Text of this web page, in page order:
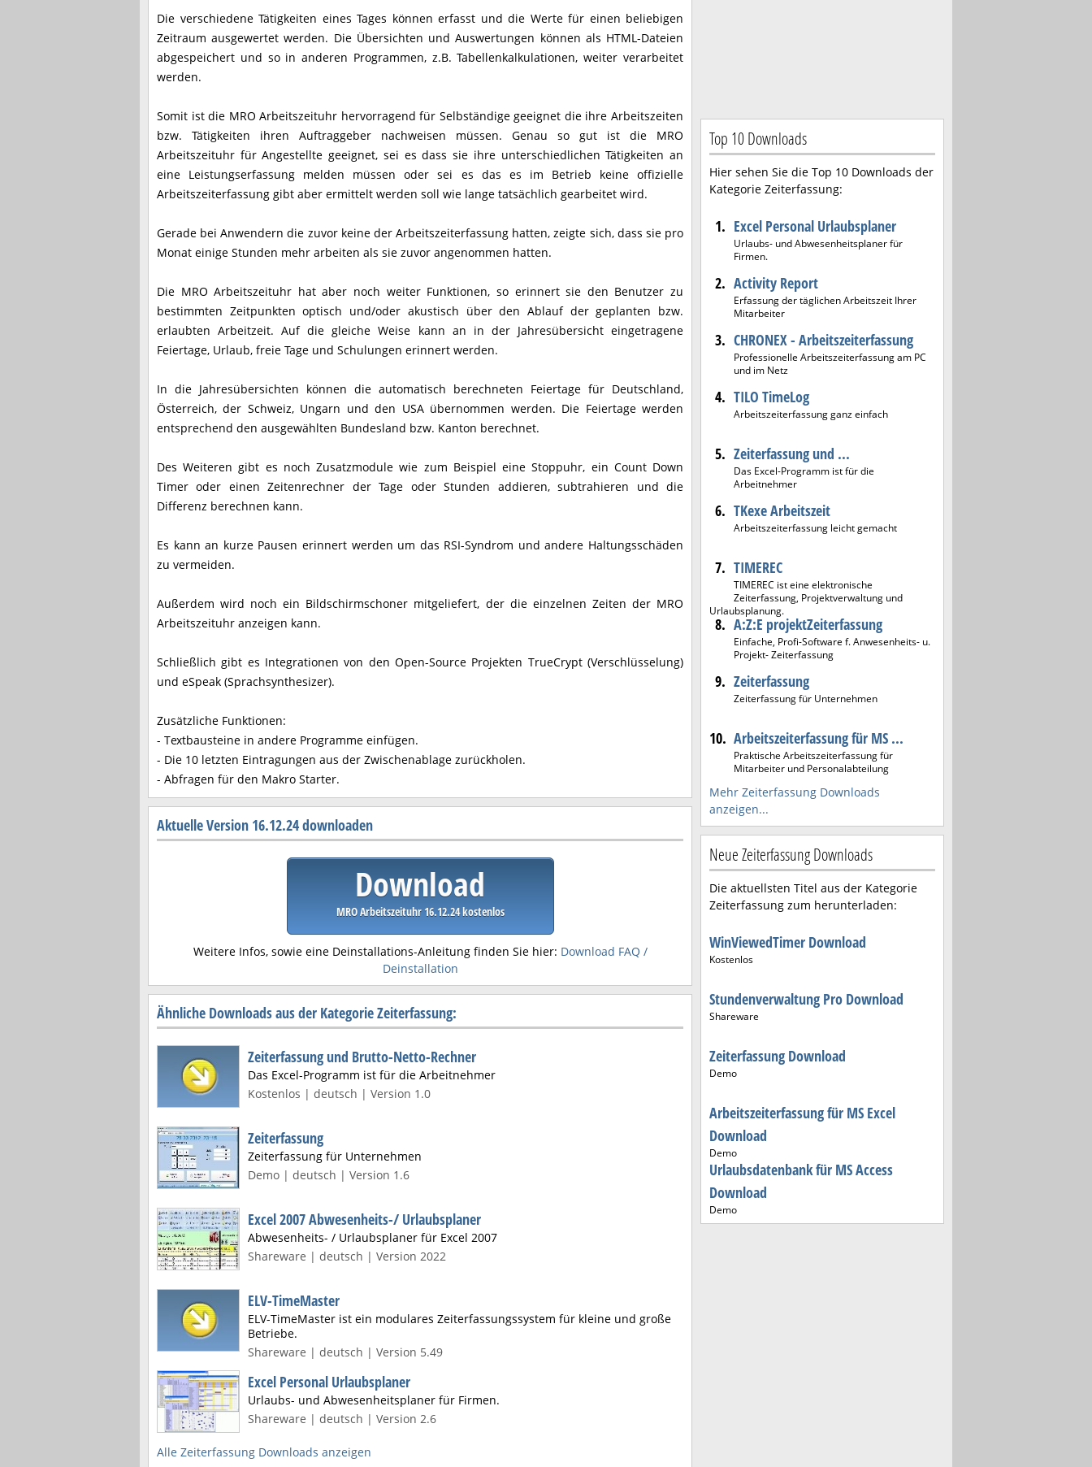
Die verschiedene Tätigkeiten eines Tages können erfasst und die Werte für einen beliebigen
Zeitraum ausgewertet werden. Die Übersichten und Auswertungen können als HTML-Dateien
abgespeichert und so in anderen Programmen, z.B. Tabellenkalkulationen, weiter verarbeitet
werden.
Somit ist die MRO Arbeitszeituhr hervorragend für Selbständige geeignet die ihre Arbeitszeiten
bzw. Tätigkeiten ihren Auftraggeber nachweisen müssen. Genau so gut ist die MRO
Arbeitszeituhr für Angestellte geeignet, sei es dass sie ihre unterschiedlichen Tätigkeiten an
eine Leistungserfassung melden müssen oder sei es das es im Betrieb keine offizielle
Arbeitszeiterfassung gibt aber ermittelt werden soll wie lange tatsächlich gearbeitet wird.
Gerade bei Anwendern die zuvor keine der Arbeitszeiterfassung hatten, zeigte sich, dass sie pro
Monat einige Stunden mehr arbeiten als sie zuvor angenommen hatten.
Die MRO Arbeitszeituhr hat aber noch weiter Funktionen, so erinnert sie den Benutzer zu
bestimmten Zeitpunkten optisch und/oder akustisch über den Ablauf der geplanten bzw.
erlaubten Arbeitzeit. Auf die gleiche Weise kann an in der Jahresübersicht eingetragene
Feiertage, Urlaub, freie Tage und Schulungen erinnert werden.
In die Jahresübersichten können die automatisch berechneten Feiertage für Deutschland,
Österreich, der Schweiz, Ungarn und den USA übernommen werden. Die Feiertage werden
entsprechend den ausgewählten Bundesland bzw. Kanton berechnet.
Des Weiteren gibt es noch Zusatzmodule wie zum Beispiel eine Stoppuhr, ein Count Down
Timer oder einen Zeitenrechner der Tage oder Stunden addieren, subtrahieren und die
Differenz berechnen kann.
Es kann an kurze Pausen erinnert werden um das RSI-Syndrom und andere Haltungsschäden
zu vermeiden.
Außerdem wird noch ein Bildschirmschoner mitgeliefert, der die einzelnen Zeiten der MRO
Arbeitszeituhr anzeigen kann.
Schließlich gibt es Integrationen von den Open-Source Projekten TrueCrypt (Verschlüsselung)
und eSpeak (Sprachsynthesizer).
Zusätzliche Funktionen:
- Textbausteine in andere Programme einfügen.
- Die 10 letzten Eintragungen aus der Zwischenablage zurückholen.
- Abfragen für den Makro Starter.
Aktuelle Version 16.12.24 downloaden
Download
MRO Arbeitszeituhr 16.12.24 kostenlos
Weitere Infos, sowie eine Deinstallations-Anleitung finden Sie hier: Download FAQ /
Deinstallation
Ähnliche Downloads aus der Kategorie Zeiterfassung:
Zeiterfassung und Brutto-Netto-Rechner
Das Excel-Programm ist für die Arbeitnehmer
Kostenlos | deutsch | Version 1.0
Zeiterfassung
Zeiterfassung für Unternehmen
Demo | deutsch | Version 1.6
Excel 2007 Abwesenheits-/ Urlaubsplaner
Abwesenheits- / Urlaubsplaner für Excel 2007
Shareware | deutsch | Version 2022
ELV-TimeMaster
ELV-TimeMaster ist ein modulares Zeiterfassungssystem für kleine und große
Betriebe.
Shareware | deutsch | Version 5.49
Excel Personal Urlaubsplaner
Urlaubs- und Abwesenheitsplaner für Firmen.
Shareware | deutsch | Version 2.6
Alle Zeiterfassung Downloads anzeigen
Top 10 Downloads
Hier sehen Sie die Top 10 Downloads der
Kategorie Zeiterfassung:
1. Excel Personal Urlaubsplaner
Urlaubs- und Abwesenheitsplaner für
Firmen.
2. Activity Report
Erfassung der täglichen Arbeitszeit Ihrer
Mitarbeiter
3. CHRONEX - Arbeitszeiterfassung
Professionelle Arbeitszeiterfassung am PC
und im Netz
4. TILO TimeLog
Arbeitszeiterfassung ganz einfach
5. Zeiterfassung und ...
Das Excel-Programm ist für die
Arbeitnehmer
6. TKexe Arbeitszeit
Arbeitszeiterfassung leicht gemacht
7. TIMEREC
TIMEREC ist eine elektronische
Zeiterfassung, Projektverwaltung und
Urlaubsplanung.
8. A:Z:E projektZeiterfassung
Einfache, Profi-Software f. Anwesenheits- u.
Projekt- Zeiterfassung
9. Zeiterfassung
Zeiterfassung für Unternehmen
10. Arbeitszeiterfassung für MS ...
Praktische Arbeitszeiterfassung für
Mitarbeiter und Personalabteilung
Mehr Zeiterfassung Downloads
anzeigen...
Neue Zeiterfassung Downloads
Die aktuellsten Titel aus der Kategorie
Zeiterfassung zum herunterladen:
WinViewedTimer Download
Kostenlos
Stundenverwaltung Pro Download
Shareware
Zeiterfassung Download
Demo
Arbeitszeiterfassung für MS Excel
Download
Demo
Urlaubsdatenbank für MS Access
Download
Demo